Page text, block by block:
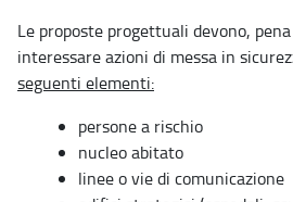
Le proposte progettuali devono,
interessare azioni di messa in
seguenti elementi:
persone a rischio
nucleo abitato
lineeovie di comunicazione